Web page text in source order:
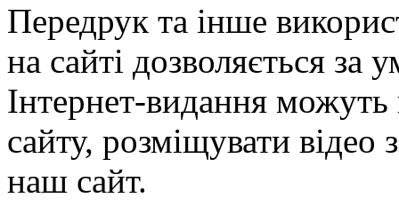
Передрук та інше
на сайті дозволяється
Інтернет-видання можуть
сайту, розміщувати відео
наш сайт.